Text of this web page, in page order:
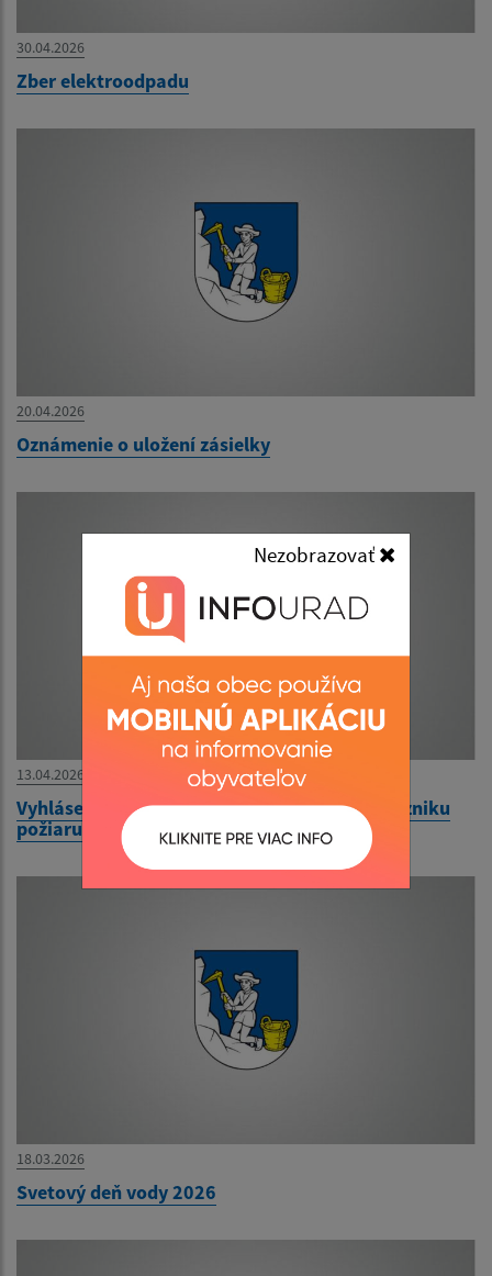
Nezobrazovať
30.04.2026
Zber elektroodpadu
20.04.2026
Oznámenie o uložení zásielky
13.04.2026
Vyhlásenie času zvýšeného nebezpečenstva vzniku
požiaru
18.03.2026
Svetový deň vody 2026